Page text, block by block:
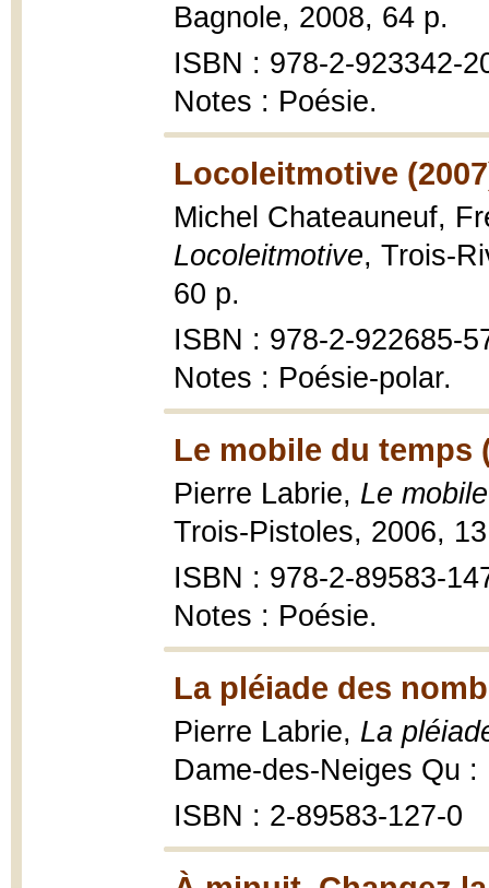
Bagnole, 2008, 64 p.
ISBN : 978-2-923342-
Notes : Poésie.
Locoleitmotive
Michel Chateauneuf,
Locoleitmotive, Trois-
60 p.
ISBN : 978-2-922685-
Notes : Poésie-polar.
Le mobile du temps
Pierre Labrie, Le
Trois-Pistoles, 2006,
ISBN : 978-2-89583-
Notes : Poésie.
La pléiade des
Pierre Labrie, La
Dame-des-Neiges Qu
ISBN : 2-89583-127-0